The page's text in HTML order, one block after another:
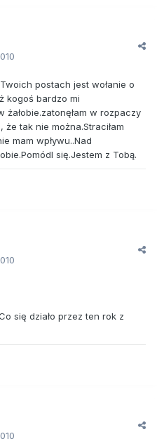
postach jest wołanie o
kogoś bardzo mi
żałobie.zatonęłam w rozpaczy
tak nie można.Straciłam
mam wpływu..Nad
się.Jestem z Tobą.
się działo przez ten rok z